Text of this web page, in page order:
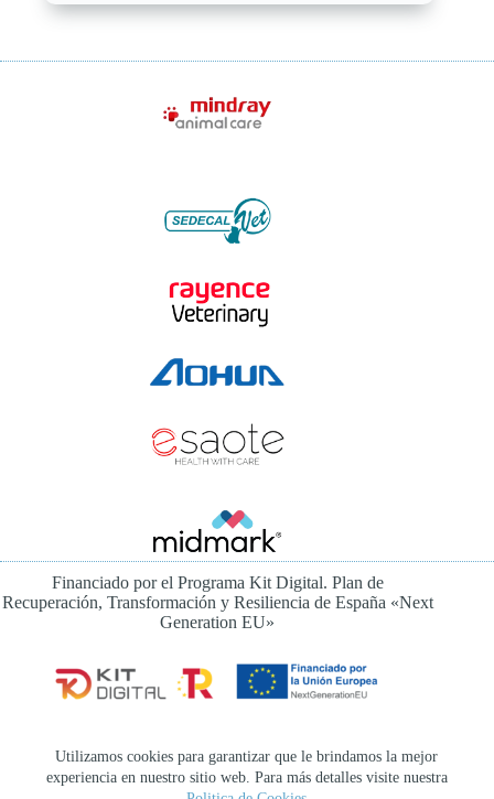
Utilizamos cookies para garantizar que le brindamos la mejor
experiencia en nuestro sitio web. Para más detalles visite nuestra
Financiado por el Programa Kit Digital. Plan de
Recuperación, Transformación y Resiliencia de España «Next
Generation EU»
Instagram